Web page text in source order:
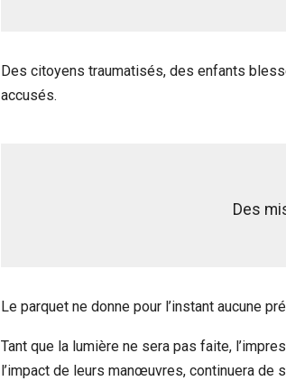
Des citoyens traumatisés, des enfants
accusés.
Des
Le parquet ne donne pour l’instant aucune
Tant que la lumière ne sera pas faite,
l’impact de leurs manœuvres, continuera de